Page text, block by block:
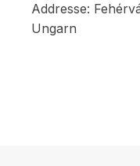
Addresse:
Ungarn